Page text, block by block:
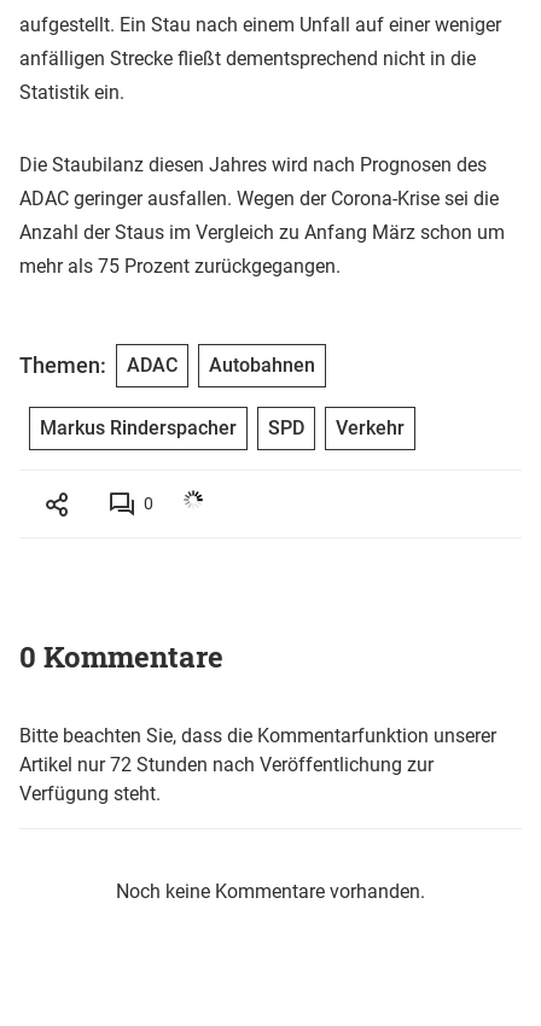
aufgestellt. Ein Stau nach einem Unfall auf einer weniger
anfälligen Strecke fließt dementsprechend nicht in die
Statistik ein.
Die Staubilanz diesen Jahres wird nach Prognosen des
ADAC geringer ausfallen. Wegen der Corona-Krise sei die
Anzahl der Staus im Vergleich zu Anfang März schon um
mehr als 75 Prozent zurückgegangen.
Themen: ADAC Autobahnen
Markus Rinderspacher SPD Verkehr
0
0 Kommentare
Bitte beachten Sie, dass die Kommentarfunktion unserer
Artikel nur 72 Stunden nach Veröffentlichung zur
Verfügung steht.
Noch keine Kommentare vorhanden.